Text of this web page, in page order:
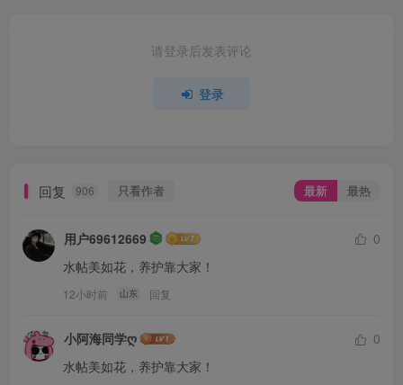
请登录后发表评论
登录
回复 906 只看作者 最新 最热
用户69612669
0
水帖美如花，养护靠大家！
12小时前 山东 回复
小阿海同学ღ
0
水帖美如花，养护靠大家！